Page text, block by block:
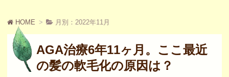
HOME 月別：2022年11月
AGA治療6年11ヶ月。ここ最近
の髪の軟毛化の原因は？